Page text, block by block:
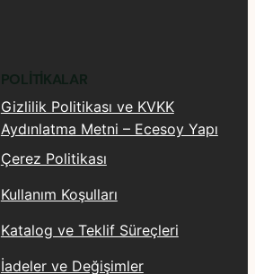
POLITIKALAR
Gizlilik Politikası ve KVKK
Aydınlatma Metni – Ecesoy Yapı
Çerez Politikası
Kullanım Koşulları
Katalog ve Teklif Süreçleri
İadeler ve Değişimler